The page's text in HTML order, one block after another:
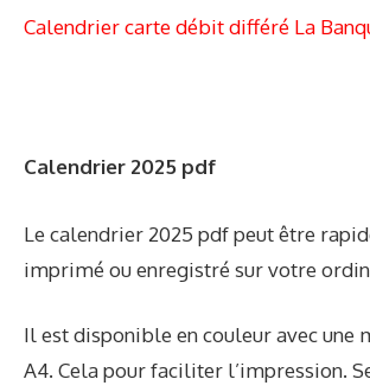
Calendrier carte débit différé La
Calendrier 2025 pdf
Le calendrier 2025 pdf peut être
imprimé ou enregistré sur votre
Il est disponible en couleur avec une
A4. Cela pour faciliter l’impression.